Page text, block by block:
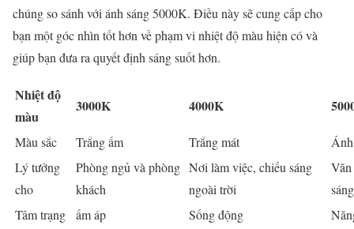
chúng so sánh với ánh sáng 5000K. Điều này sẽ cung cấp cho
bạn một góc nhìn tốt hơn về phạm vi nhiệt độ màu hiện có và
giúp bạn đưa ra quyết định sáng suốt hơn.
Nhiệt độ
màu
3000K 4000K
Màu sắc Trắng ấm Trắng mát
Lý tưởng
cho
Phòng ngủ và phòng
khách
Nơi làm việc, chiếu sáng
ngoài trời
Tâm trạng
ấm áp Sống động